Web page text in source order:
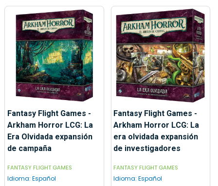
Fantasy Flight Games -
Arkham Horror LCG: La
Era Olvidada expansión
de campaña
FANTASY FLIGHT GAMES
Idioma: Español
Fantasy Flight Games -
Arkham Horror LCG: La
era olvidada expansión
de investigadores
FANTASY FLIGHT GAMES
Idioma: Español